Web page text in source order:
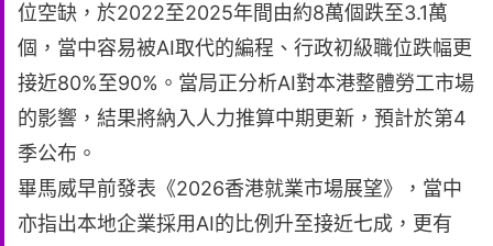
位空缺，於2022至2025年間由約8萬個跌至3.1萬
個，當中容易被AI取代的編程、行政初級職位跌幅更
接近80%至90%。當局正分析AI對本港整體勞工市場
的影響，結果將納入人力推算中期更新，預計於第4
季公布。
畢馬威早前發表《2026香港就業市場展望》，當中
亦指出本地企業採用AI的比例升至接近七成，更有